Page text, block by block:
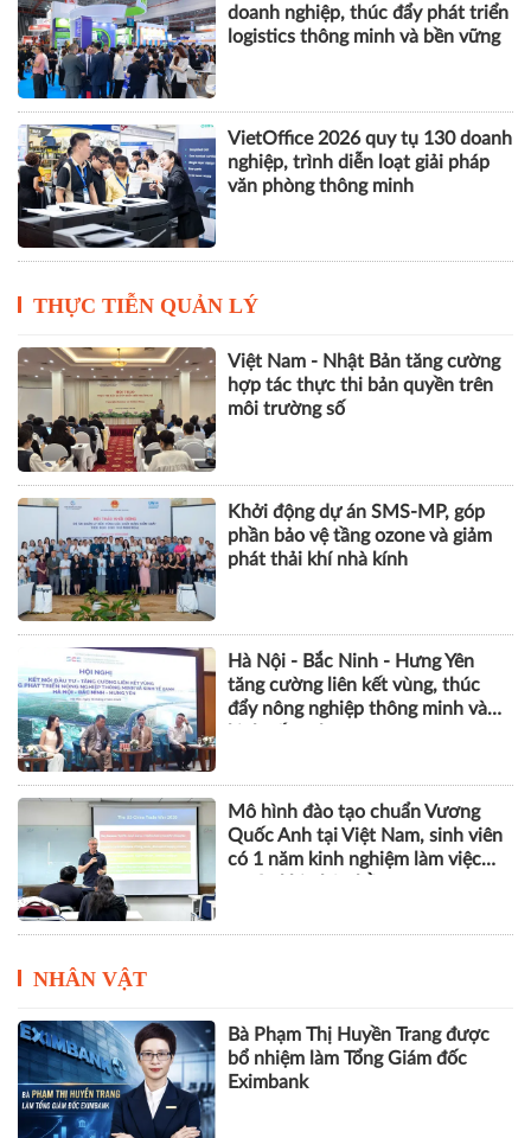
doanh nghiệp, thúc đẩy phát triển
logistics thông minh và bền vững
VietOffice 2026 quy tụ 130 doanh
nghiệp, trình diễn loạt giải pháp
văn phòng thông minh
THỰC TIỄN QUẢN LÝ
Việt Nam - Nhật Bản tăng cường
hợp tác thực thi bản quyền trên
môi trường số
Khởi động dự án SMS-MP, góp
phần bảo vệ tầng ozone và giảm
phát thải khí nhà kính
Hà Nội - Bắc Ninh - Hưng Yên
tăng cường liên kết vùng, thúc
đẩy nông nghiệp thông minh và
Mô hình đào tạo chuẩn Vương
Quốc Anh tại Việt Nam, sinh viên
có 1 năm kinh nghiệm làm việc
NHÂN VẬT
Bà Phạm Thị Huyền Trang được
bổ nhiệm làm Tổng Giám đốc
Eximbank